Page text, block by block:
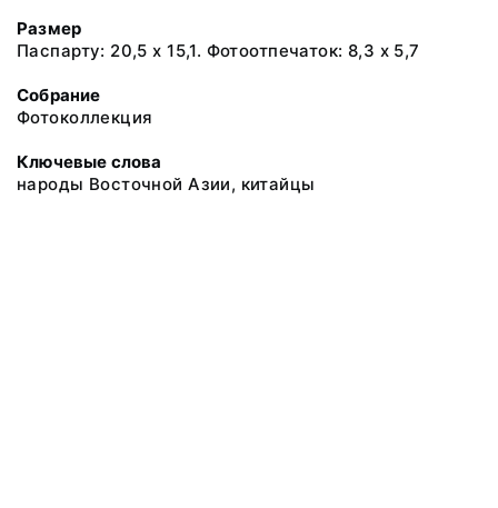
Размер
Паспарту: 20,5 х 15,1. Фотоотпечаток: 8,3 х 5,7
Собрание
Фотоколлекция
Ключевые слова
народы Восточной Азии, китайцы